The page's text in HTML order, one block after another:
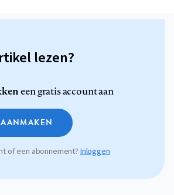
lezen?
een gratis account aan
of een abonnement? Inloggen